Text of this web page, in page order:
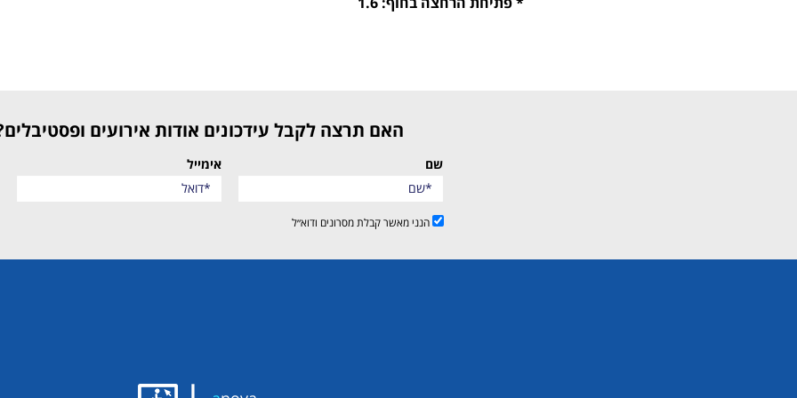
האם תרצה לקבל עידכונים אודות אירועים
שם אימייל
הנני מאשר קבלת מסרונים ודוא״ל